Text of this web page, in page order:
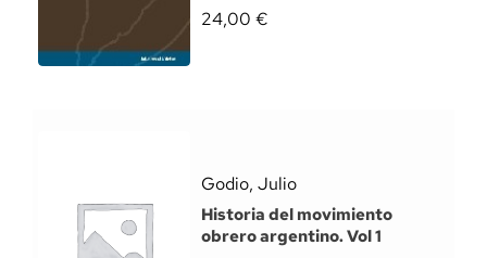
24,00 €
Godio, Julio
Historia del movimiento
obrero argentino. Vol 1